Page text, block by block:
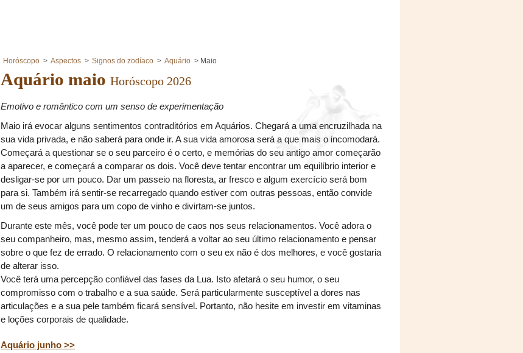
Horóscopo Aspectos Signos do zodíaco Aquário Maio
Aquário maio Horóscopo 2026
Emotivo e romântico com um senso de experimentação
Maio irá evocar alguns sentimentos contraditórios em Aquários. Chegará a uma encruzilhada na
sua vida privada, e não saberá para onde ir. A sua vida amorosa será a que mais o incomodará.
Começará a questionar se o seu parceiro é o certo, e memórias do seu antigo amor começarão
a aparecer, e começará a comparar os dois. Você deve tentar encontrar um equilíbrio interior e
desligar-se por um pouco. Dar um passeio na floresta, ar fresco e algum exercício será bom
para si. Também irá sentir-se recarregado quando estiver com outras pessoas, então convide
um de seus amigos para um copo de vinho e divirtam-se juntos.
Durante este mês, você pode ter um pouco de caos nos seus relacionamentos. Você adora o
seu companheiro, mas, mesmo assim, tenderá a voltar ao seu último relacionamento e pensar
sobre o que fez de errado. O relacionamento com o seu ex não é dos melhores, e você gostaria
de alterar isso.
Você terá uma percepção confiável das fases da Lua. Isto afetará o seu humor, o seu
compromisso com o trabalho e a sua saúde. Será particularmente susceptível a dores nas
articulações e a sua pele também ficará sensível. Portanto, não hesite em investir em vitaminas
e loções corporais de qualidade.
Aquário junho >>